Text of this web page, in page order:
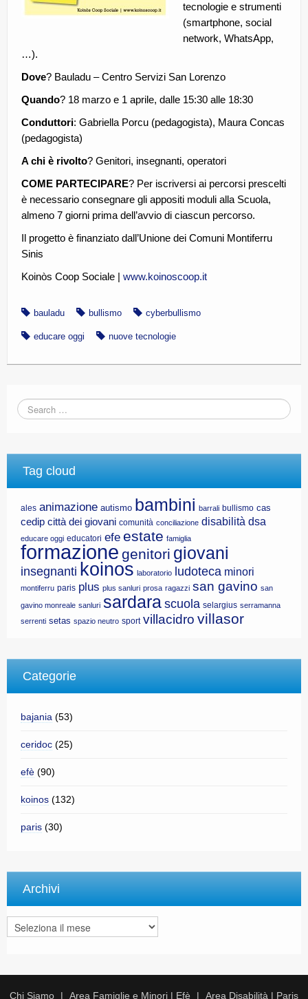
tecnologie e strumenti
(smartphone, social
network, WhatsApp,
…).
Dove? Bauladu – Centro Servizi San Lorenzo
Quando? 18 marzo e 1 aprile, dalle 15:30 alle 18:30
Conduttori: Gabriella Porcu (pedagogista), Maura Concas
(pedagogista)
A chi è rivolto? Genitori, insegnanti, operatori
COME PARTECIPARE? Per iscriversi ai percorsi prescelti
è necessario consegnare gli appositi moduli alla Scuola,
almeno 7 giorni prima dell’avvio di ciascun percorso.
Il progetto è finanziato dall’Unione dei Comuni Montiferru
Sinis
Koinòs Coop Sociale | www.koinoscoop.it
bauladu bullismo cyberbullismo
educare oggi nuove tecnologie
Tag cloud
ales animazione autismo bambini barrali bullismo cas
cedip città dei giovani comunità conciliazione disabilità dsa
educare oggi educatori efe estate famiglia
formazione genitori giovani
insegnanti koinos laboratorio ludoteca minori
montiferru paris plus plus sanluri prosa ragazzi san gavino san
gavino monreale sanluri sardara scuola selargius serramanna
serrenti setas spazio neutro sport villacidro villasor
Categorie
bajania (53)
ceridoc (25)
efè (90)
koinos (132)
paris (30)
Archivi
Archivi
Chi Siamo Area Famiglie e Minori | Efè Area Disabilità | Paris